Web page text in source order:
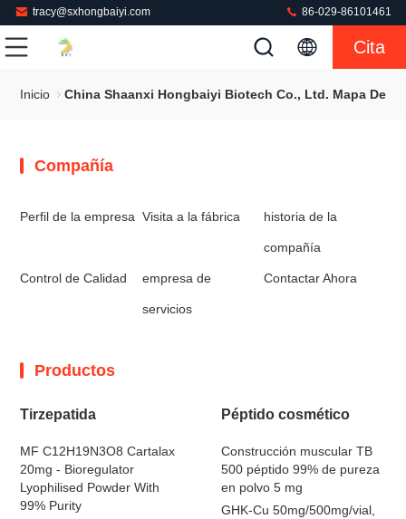
tracy@sxhongbaiyi.com 86-029-86101461
Cita
Inicio China Shaanxi Hongbaiyi Biotech Co., Ltd. Mapa Del
Compañía
Perfil de la empresa Visita a la fábrica historia de la
compañía
Control de Calidad empresa de
servicios
Contactar Ahora
Productos
Tirzepatida
MF C12H19N3O8 Cartalax
20mg - Bioregulator
Lyophilised Powder With
99% Purity
Péptido cosmético
Construcción muscular TB
500 péptido 99% de pureza
en polvo 5 mg
GHK-Cu 50mg/500mg/vial,